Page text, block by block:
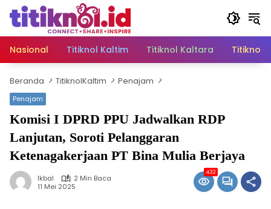
Langsung
konten
Nasional
Titiknol Kaltim Titiknol Kaltara Titiknol
Beranda TitiknolKaltim Penajam
Penajam
Komisi I DPRD PPU Jadwalkan RDP
Lanjutan, Soroti Pelanggaran
Ketenagakerjaan PT Bina Mulia Berjaya
Ikbal
2 Min Baca
11 Mei 2025
432